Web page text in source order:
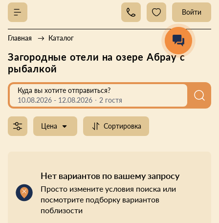
Войти
Главная Каталог
Загородные отели на озере Абрау с
рыбалкой
Куда вы хотите отправиться?
10.08.2026 - 12.08.2026 2 гостя
Цена Сортировка
Нет вариантов по вашему запросу
Просто измените условия поиска или
посмотрите подборку вариантов
поблизости